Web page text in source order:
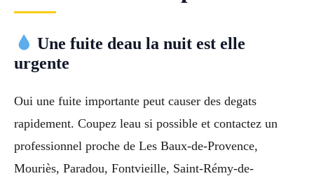
Une fuite deau la nuit est elle
urgente
Oui une fuite importante peut causer des degats
rapidement. Coupez leau si possible et contactez un
professionnel proche de Les Baux-de-Provence,
Mouriès, Paradou, Fontvieille, Saint-Rémy-de-